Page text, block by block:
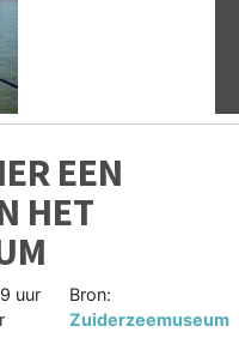
EEN
HET
uur
Bron:
Zuiderzeemuseum